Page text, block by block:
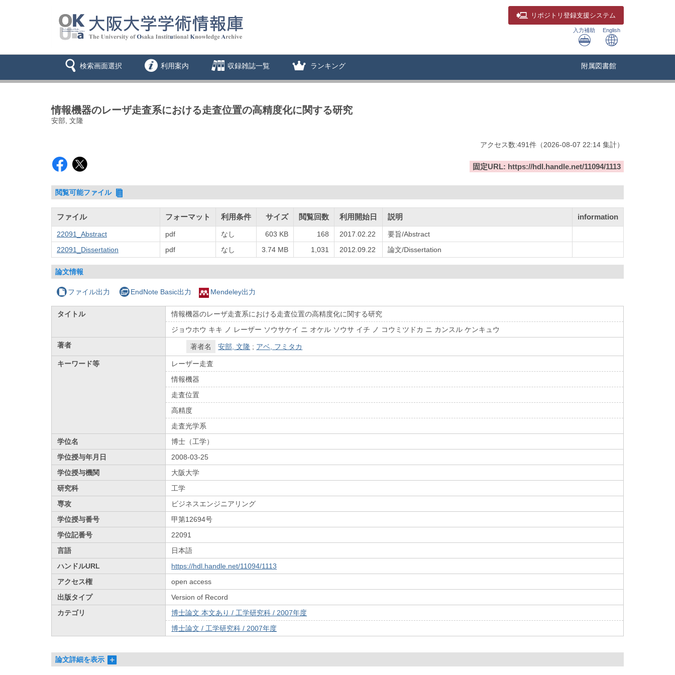
リポジトリ 登録支援システム
入力補助 English
検索画面選択 利用案内 収録雑誌一覧 ランキング 附属図書館
情報機器のレーザ走査系における走査位置の高精度化に関する研究
安部, 文隆
アクセス数:491件 （2026-08-07 22:14 集計）
固定URL: https://hdl.handle.net/11094/1113
閲覧可能ファイル
ファイル フォーマット 利用条件 サイズ 閲覧回数 利用開始日 説明 information
22091_Abstract pdf なし 603 KB 168 2017.02.22
要旨/Abstract
22091_Dissertation
pdf なし 3.74 MB 1,031 2012.09.22 論文/Dissertation
論文情報
ファイル出力 EndNote Basic出力 Mendeley出力
タイトル
情報機器のレーザ走査系における走査位置の高精度化に関する研究
ジョウホウ キキ ノ レーザー ソウサケイ ニ オケル ソウサ イチ ノ コウミツドカ ニ カンスル ケンキュウ
著者
著者名 安部, 文隆 ; アベ, フミタカ
キーワード等
レーザー走査
情報機器
走査位置
高精度
走査光学系
学位名
博士（工学）
学位授与年月日
2008-03-25
学位授与機関
大阪大学
研究科
工学
専攻
ビジネスエンジニアリング
学位授与番号
甲第12694号
学位記番号
22091
言語
日本語
ハンドルURL
https://hdl.handle.net/11094/1113
アクセス権
open access
出版タイプ
Version of Record
カテゴリ
博士論文 本文あり / 工学研究科 / 2007年度
博士論文 / 工学研究科 / 2007年度
論文詳細を表示